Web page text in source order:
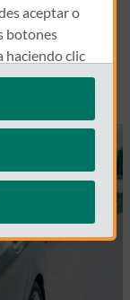
aceptar o
botones
haciendo clic
ajustes de